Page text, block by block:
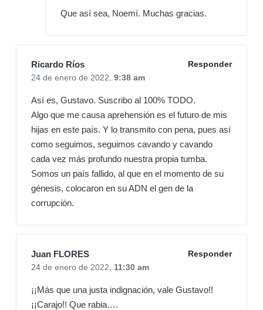
Que así sea, Noemí. Muchas gracias.
Ricardo Ríos
Responder
24 de enero de 2022, 9:38 am
Así es, Gustavo. Suscribo al 100% TODO.
Algo que me causa aprehensión es el futuro de mis
hijas en este país. Y lo transmito con pena, pues así
como seguimos, seguimos cavando y cavando
cada vez más profundo nuestra propia tumba.
Somos un país fallido, al que en el momento de su
génesis, colocaron en su ADN el gen de la
corrupción.
Juan FLORES
Responder
24 de enero de 2022, 11:30 am
¡¡Más que una justa indignación, vale Gustavo!!
¡¡Carajo!! Que rabia….